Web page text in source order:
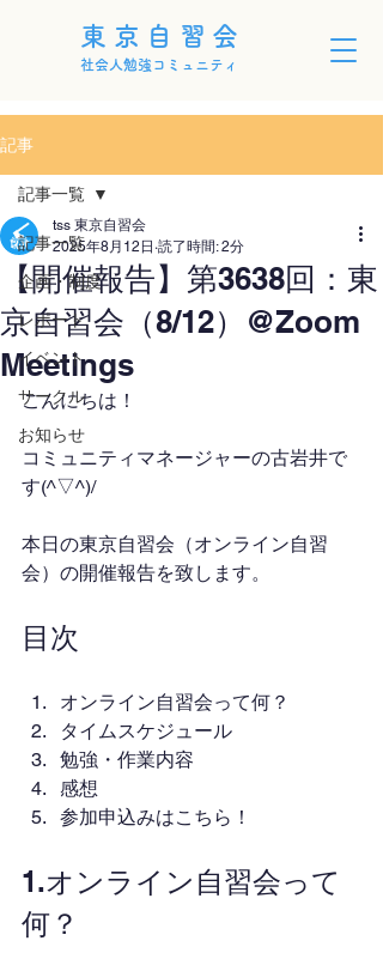
東京自習会
社会人勉強コミュニティ
記事
記事一覧
企画・制度
レポート
イベント
サークル
お知らせ
記事一覧
【開催報告】第3638回：東
京自習会（8/12）@Zoom
Meetings
tss 東京自習会
2025年8月12日 読了時間: 2分
こんにちは！
コミュニティマネージャーの古岩井で
す(^▽^)/
本日の東京自習会（オンライン自習
会）の開催報告を致します。
目次
オンライン自習会って何？
タイムスケジュール
勉強・作業内容
感想
参加申込みはこちら！
1.オンライン自習会って
何？